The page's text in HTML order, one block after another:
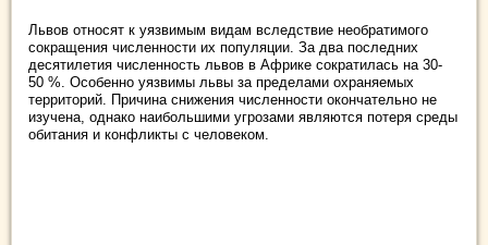
Львов относят к уязвимым видам вследствие необратимого
сокращения численности их популяции. За два последних
десятилетия численность львов в Африке сократилась на 30-
50 %. Особенно уязвимы львы за пределами охраняемых
территорий. Причина снижения численности окончательно не
изучена, однако наибольшими угрозами являются потеря среды
обитания и конфликты с человеком.